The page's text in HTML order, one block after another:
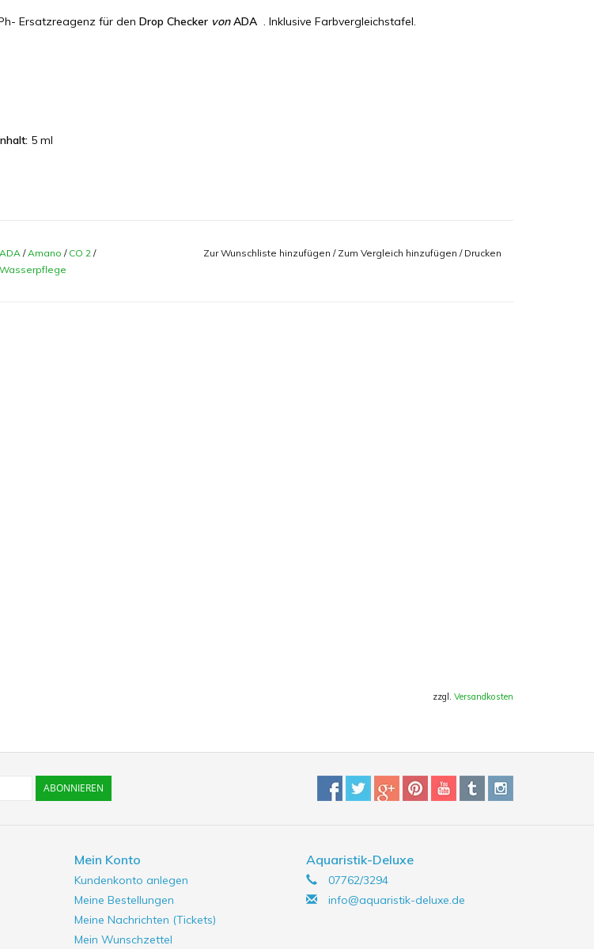
Ersatzreagenz für den Drop CheckervonADA . Inklusive Farbvergleichstafel.
5 ml
ADA /Amano / CO 2 /
Wasserpflege
Zur Wunschliste hinzufügen / Zum Vergleich hinzufügen / Drucken
zzgl. Versandkosten
ABONNIEREN
Mein Konto
Kundenkonto anlegen
Meine Bestellungen
Meine Nachrichten (Tickets)
Mein Wunschzettel
Aquaristik-Deluxe
07762/3294
info@aquaristik-deluxe.de